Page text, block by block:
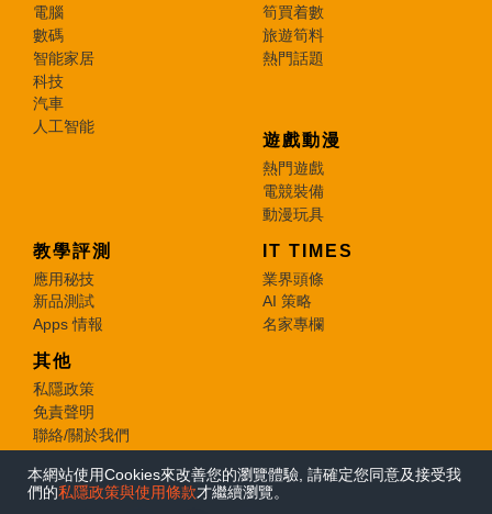
本網站使用Cookies來改善您的瀏覽體驗, 請確定您同意及接受我
們的私隱政策與使用條款才繼續瀏覽。
電腦
數碼
智能家居
科技
汽車
人工智能
筍買着數
旅遊筍料
熱門話題
遊戲動漫
熱門遊戲
電競裝備
動漫玩具
教學評測
應用秘技
新品測試
Apps 情報
IT TIMES
業界頭條
AI 策略
名家專欄
其他
私隱政策
免責聲明
聯絡/關於我們
© 2026 e-zone. All Rights Reserved.